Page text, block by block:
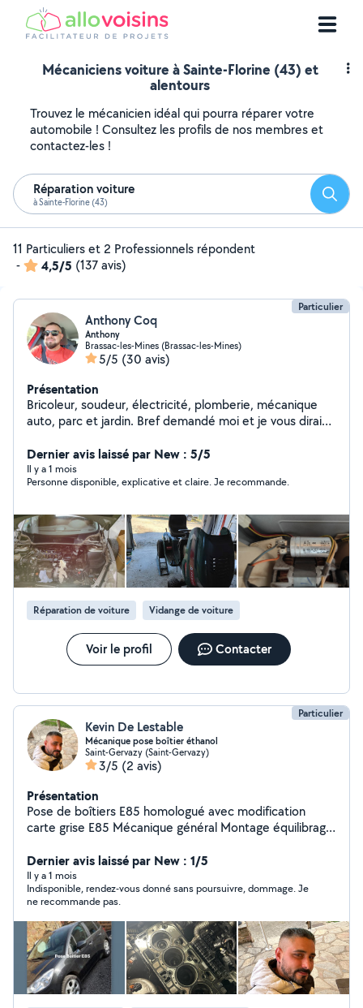
Mécaniciens voiture à Sainte-Florine (43) et
alentours
Trouvez le mécanicien idéal qui pourra réparer votre
automobile ! Consultez les profils de nos membres et
contactez-les !
Réparation voiture
à Sainte-Florine (43)
11 Particuliers et 2 Professionnels répondent
-
4,5/5 (137 avis)
Particulier
Anthony Coq
Anthony
Brassac-les-Mines (Brassac-les-Mines)
5/5 (30 avis)
Présentation
Bricoleur, soudeur, électricité, plomberie, mécanique
auto, parc et jardin. Bref demandé moi et je vous dirais
besoin de recrée une pièce
Dernier avis laissé par New : 5/5
Il y a 1 mois
Personne disponible, explicative et claire. Je recommande.
Réparation de voiture Vidange de voiture
Voir le profil Contacter
Particulier
Kevin De Lestable
Mécanique pose boîtier éthanol
Saint-Gervazy (Saint-Gervazy)
3/5 (2 avis)
Présentation
Pose de boîtiers E85 homologué avec modification
carte grise E85 Mécanique général Montage équilibrage
Dernier avis laissé par New : 1/5
Il y a 1 mois
Indisponible, rendez-vous donné sans poursuivre, dommage. Je
ne recommande pas.